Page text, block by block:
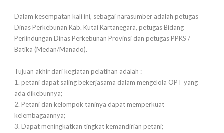
Dalam kesempatan kali ini, sebagai narasumber adalah petugas
Dinas Perkebunan Kab. Kutai Kartanegara, petugas Bidang
Perlindungan Dinas Perkebunan Provinsi dan petugas PPKS /
Batika (Medan/Manado).
Tujuan akhir dari kegiatan pelatihan adalah :
1. petani dapat saling bekerjasama dalam mengelola OPT yang
ada dikebunnya;
2. Petani dan kelompok taninya dapat memperkuat
kelembagaannya;
3. Dapat meningkatkan tingkat kemandirian petani;